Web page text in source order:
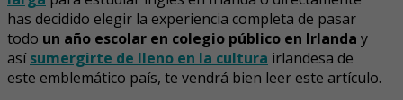
has decidido elegir la experiencia completa de pasar
todo un año escolar en colegio público en Irlanda y
asísumergirte de lleno en la cultura irlandesa de
este emblemático país, te vendrá bien leer este artículo.